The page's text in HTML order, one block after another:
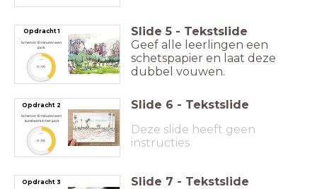
Opdracht 1
Schets in 10 minuten een
park.
timer
8:00
Slide 5 - Tekstslide
Geef alle leerlingen een
schetspapier en laat deze
dubbel vouwen.
Opdracht 2
Schets in 10 minuten een
kunstwerk in het park
timer
8:00
Slide 6 - Tekstslide
Deze slide heeft geen
instructies
Opdracht 3 Slide 7 - Tekstslide